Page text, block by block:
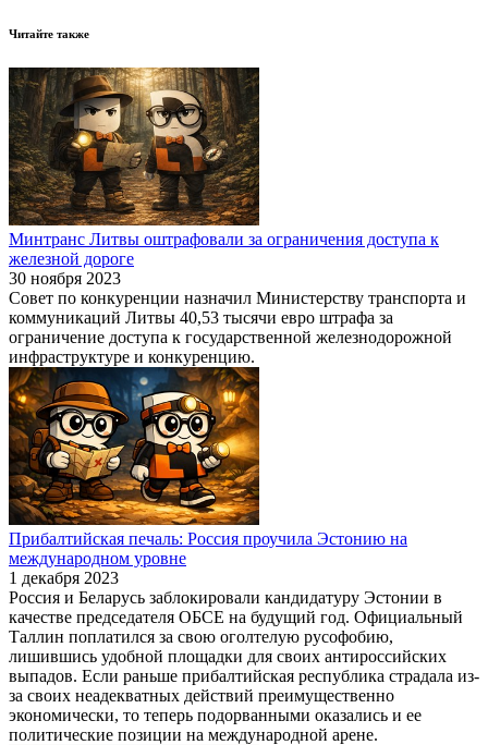
Читайте также
Минтранс Литвы оштрафовали за ограничения доступа к
железной дороге
30 ноября 2023
Совет по конкуренции назначил Министерству транспорта и
коммуникаций Литвы 40,53 тысячи евро штрафа за
ограничение доступа к государственной железнодорожной
инфраструктуре и конкуренцию.
Прибалтийская печаль: Россия проучила Эстонию на
международном уровне
1 декабря 2023
Россия и Беларусь заблокировали кандидатуру Эстонии в
качестве председателя ОБСЕ на будущий год. Официальный
Таллин поплатился за свою оголтелую русофобию,
лишившись удобной площадки для своих антироссийских
выпадов. Если раньше прибалтийская республика страдала из-
за своих неадекватных действий преимущественно
экономически, то теперь подорванными оказались и ее
политические позиции на международной арене.